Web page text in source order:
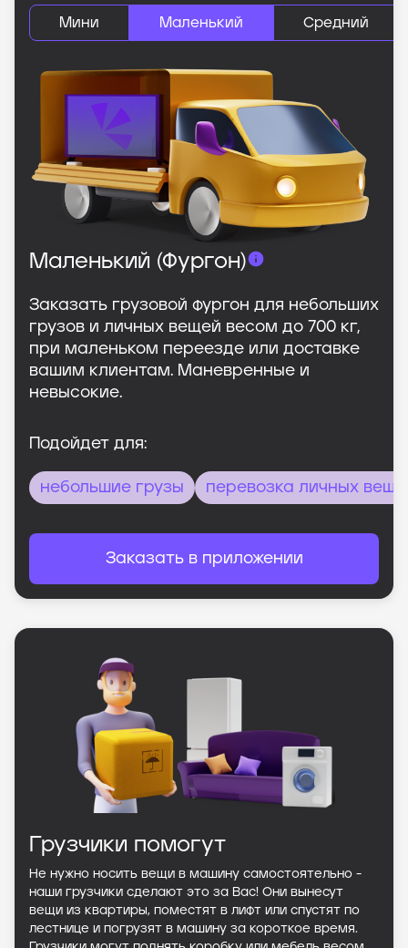
Мини Маленький Средний
Маленький (Фургон)
Заказать грузовой фургон для небольших
грузов и личных вещей весом до 700 кг,
при маленьком переезде или доставке
вашим клиентам. Маневренные и
невысокие.
Подойдет для:
небольшие грузы перевозка личных
Заказать в приложении
Грузчики помогут
Не нужно носить вещи в машину самостоятельно -
наши грузчики сделают это за Вас! Они вынесут
вещи из квартиры, поместят в лифт или спустят по
лестнице и погрузят в машину за короткое время.